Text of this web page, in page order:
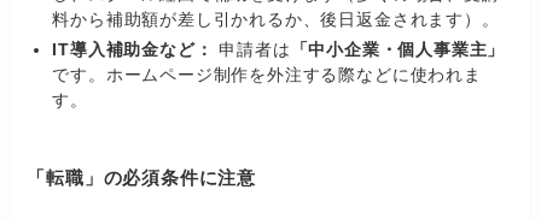
料から補助額が差し引かれるか、後日返金されます）。
IT導入補助金など：
申請者は 「中小企業・個人事業主」
です。ホームページ制作を外注する際などに使われま
す。
「転職」の必須条件に注意